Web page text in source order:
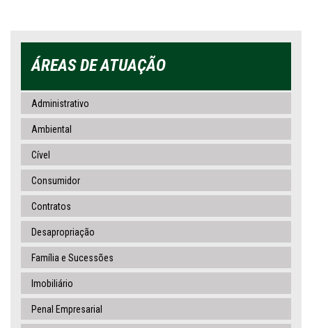
ÁREAS DE ATUAÇÃO
Administrativo
Ambiental
Cível
Consumidor
Contratos
Desapropriação
Família e Sucessões
Imobiliário
Penal Empresarial